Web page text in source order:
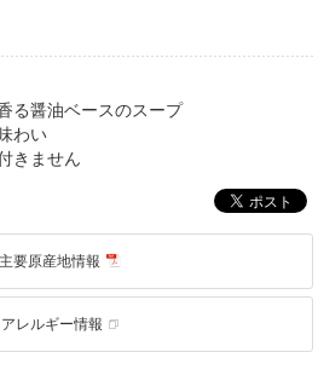
る醤油ベースのスープ
わい
きません
主要原産地情報
アレルギー情報